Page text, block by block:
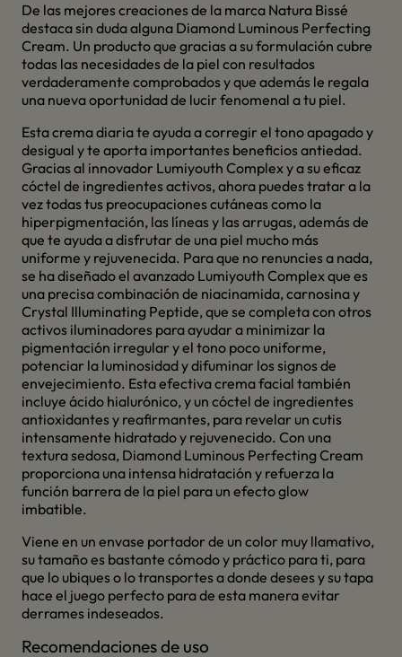
De las mejores creaciones de la marca Natura Bissé
destaca sin duda alguna Diamond Luminous Perfecting
Cream. Un producto que gracias a su formulación cubre
todas las necesidades de la piel con resultados
verdaderamente comprobados y que además le regala
una nueva oportunidad de lucir fenomenal a tu piel.
Esta crema diaria te ayuda a corregir el tono apagado y
desigual y te aporta importantes beneficios antiedad.
Gracias al innovador Lumiyouth Complex y a su eficaz
cóctel de ingredientes activos, ahora puedes tratar a la
vez todas tus preocupaciones cutáneas como la
hiperpigmentación, las líneas y las arrugas, además de
que te ayuda a disfrutar de una piel mucho más
uniforme y rejuvenecida. Para que no renuncies a nada,
se ha diseñado el avanzado Lumiyouth Complex que es
una precisa combinación de niacinamida, carnosina y
Crystal Illuminating Peptide, que se completa con otros
activos iluminadores para ayudar a minimizar la
pigmentación irregular y el tono poco uniforme,
potenciar la luminosidad y difuminar los signos de
envejecimiento. Esta efectiva crema facial también
incluye ácido hialurónico, y un cóctel de ingredientes
antioxidantes y reafirmantes, para revelar un cutis
intensamente hidratado y rejuvenecido. Con una
textura sedosa, Diamond Luminous Perfecting Cream
proporciona una intensa hidratación y refuerza la
función barrera de la piel para un efecto glow
imbatible.
Viene en un envase portador de un color muy llamativo,
su tamaño es bastante cómodo y práctico para ti, para
que lo ubiques o lo transportes a donde desees y su tapa
hace el juego perfecto para de esta manera evitar
derrames indeseados.
Recomendaciones de uso